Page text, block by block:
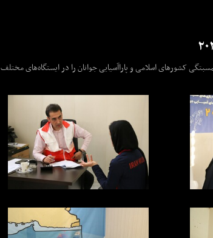
کشورهای اسلامی و پاراآسیایی جوانان را در ایستگاه‌های مختلف